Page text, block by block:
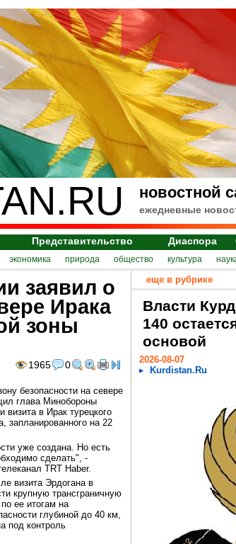
новостной
ежедневные
Представительство Диаспора
экономика природа общество культура
заявил о
Ирака
зоны
1965 0
безопасности на севере
глава Минобороны
в Ирак турецкого
запланированного на 22
уже создана. Но есть
сделать", -
TRT Haber.
визита Эрдогана в
крупную трансграничную
ее итогам на
глубиной до 40 км,
под контроль
еще в рубрике
Власти
140
основой
2026-08-07
Kurdistan.Ru